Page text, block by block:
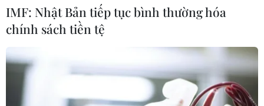
IMF: Nhật Bản tiếp tục bình thường hóa
chính sách tiền tệ